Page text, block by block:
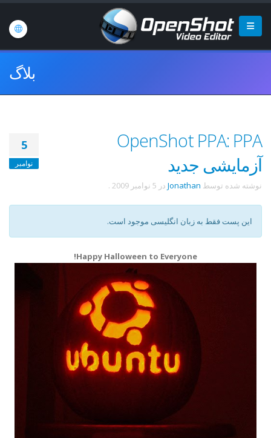
بلاگ
5
نوامبر
OpenShot PPA: PPA
آزمایشی جدید
نوشته شده توسط Jonathan در 5 نوامبر 2009 .
این پست فقط به زبان انگلیسی موجود است.
Happy Halloween to Everyone!